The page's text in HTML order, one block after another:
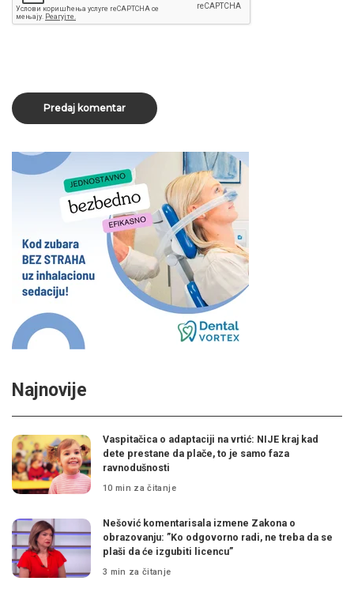
Najnovije
Vaspitačica o adaptaciji na vrtić: NIJE kraj kad
dete prestane da plače, to je samo faza
ravnodušnosti
10 min za čitanje
Nešović komentarisala izmene Zakona o
obrazovanju: ”Ko odgovorno radi, ne treba da se
plaši da će izgubiti licencu”
3 min za čitanje